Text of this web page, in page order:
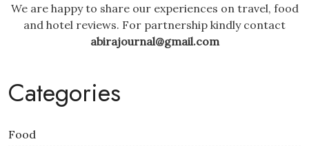
We are happy to share our experiences on travel, food
and hotel reviews. For partnership kindly contact
abirajournal@gmail.com
Categories
Food